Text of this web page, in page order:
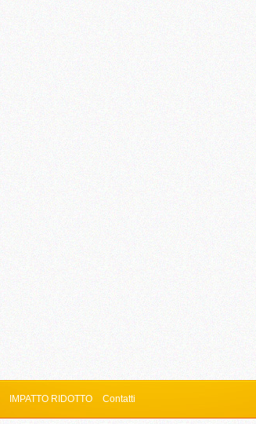
IMPATTO RIDOTTO Contatti